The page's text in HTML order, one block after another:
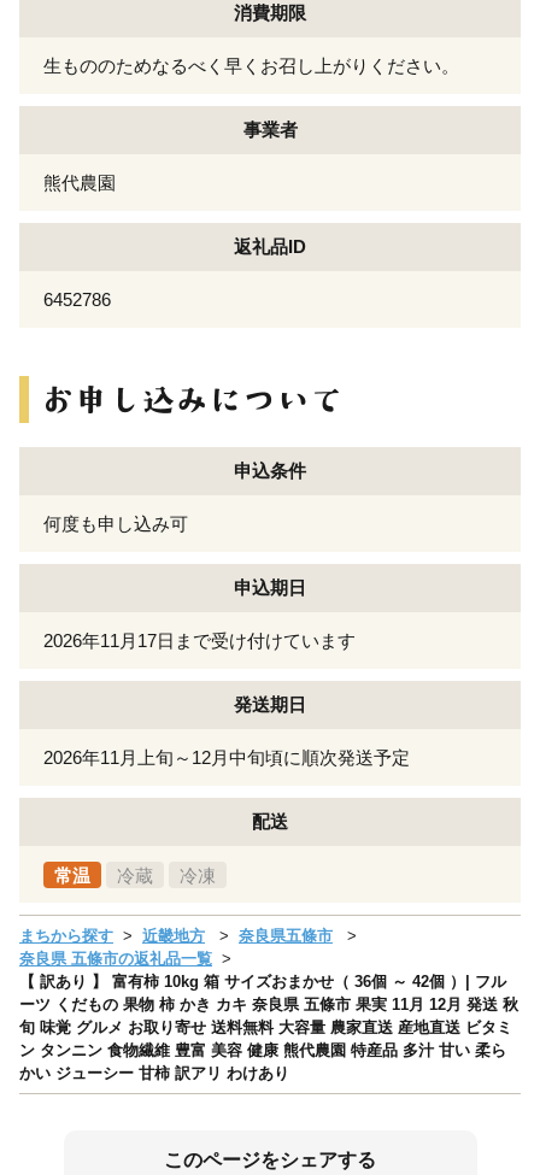
消費期限
生もののためなるべく早くお召し上がりください。
事業者
熊代農園
返礼品ID
6452786
申込条件
何度も申し込み可
申込期日
2026年11月17日まで受け付けています
発送期日
2026年11月上旬～12月中旬頃に順次発送予定
配送
常温 冷蔵 冷凍
まちから探す 近畿地方
奈良県五條市
奈良県 五條市の返礼品一覧
【 訳あり 】 富有柿 10kg 箱 サイズおまかせ（ 36個 ～ 42個 ）| フル
ーツ くだもの 果物 柿 かき カキ 奈良県 五條市 果実 11月 12月 発送 秋
旬 味覚 グルメ お取り寄せ 送料無料 大容量 農家直送 産地直送 ビタミ
ン タンニン 食物繊維 豊富 美容 健康 熊代農園 特産品 多汁 甘い 柔ら
かい ジューシー 甘柿 訳アリ わけあり
このページをシェアする